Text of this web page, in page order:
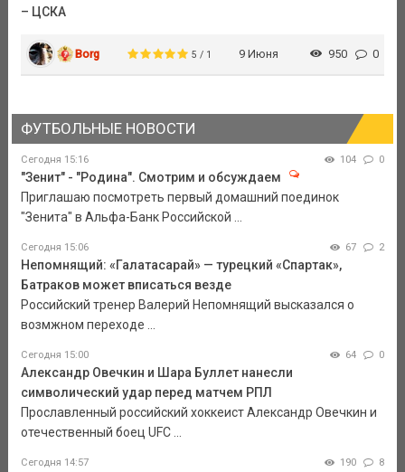
– ЦСКА
Borg 5 / 1 9 Июня 950 0
ФУТБОЛЬНЫЕ НОВОСТИ
Сегодня 15:16 104 0
"Зенит" - "Родина". Смотрим и обсуждаем
Приглашаю посмотреть первый домашний поединок
"Зенита" в Альфа-Банк Российской ...
Сегодня 15:06 67 2
Непомнящий: «Галатасарай» — турецкий «Спартак»,
Батраков может вписаться везде
Российский тренер Валерий Непомнящий высказался о
возмжном переходе ...
Сегодня 15:00 64 0
Александр Овечкин и Шара Буллет нанесли
символический удар перед матчем РПЛ
Прославленный российский хоккеист Александр Овечкин и
отечественный боец UFC ...
Сегодня 14:57 190 8